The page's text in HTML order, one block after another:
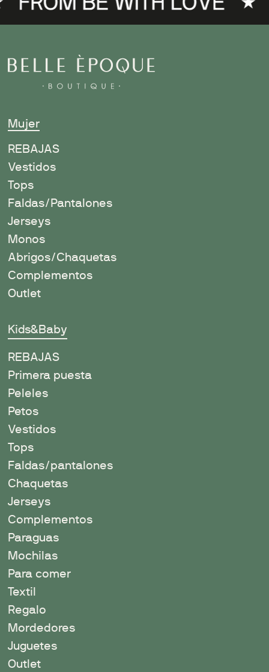
Mujer
REBAJAS
Vestidos
Tops
Faldas/Pantalones
Jerseys
Monos
Abrigos/Chaquetas
Complementos
Outlet
Kids&Baby
REBAJAS
Primera puesta
Peleles
Petos
Vestidos
Tops
Faldas/pantalones
Chaquetas
Jerseys
Complementos
Paraguas
Mochilas
Para comer
Textil
Regalo
Mordedores
Juguetes
Outlet